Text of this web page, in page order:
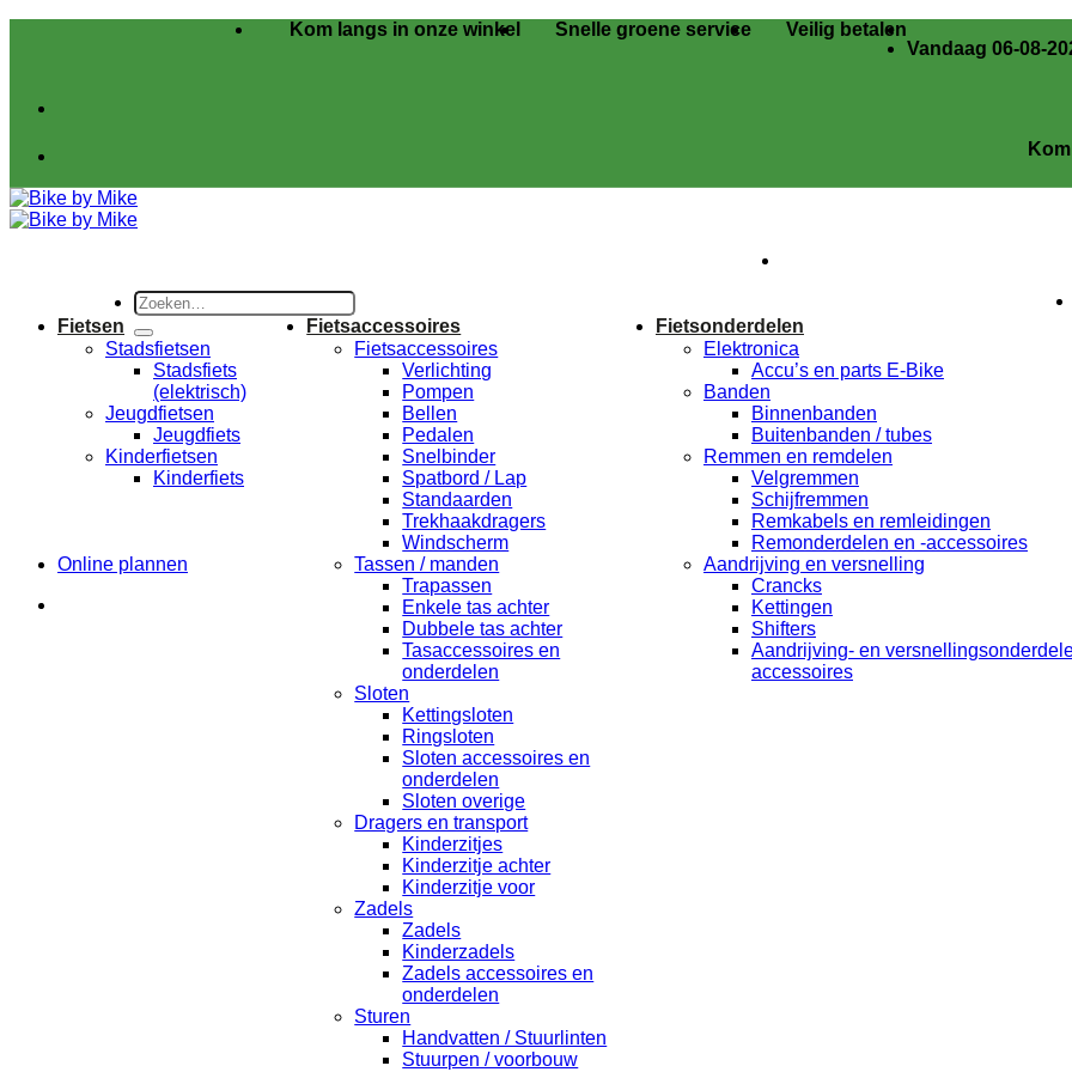
Kom langs in onze winkel Snelle groene service
Veilig betalen
Vandaag 06-08-
Kom langs
Zoeken
naar:
Online plannen
Fietsen
Stadsfietsen
Stadsfiets
(elektrisch)
Jeugdfietsen
Jeugdfiets
Kinderfietsen
Kinderfiets
Fietsaccessoires
Fietsaccessoires
Verlichting
Pompen
Bellen
Pedalen
Snelbinder
Spatbord / Lap
Standaarden
Trekhaakdragers
Windscherm
Tassen / manden
Trapassen
Enkele tas achter
Dubbele tas achter
Tasaccessoires en
onderdelen
Sloten
Kettingsloten
Ringsloten
Sloten accessoires en
onderdelen
Sloten overige
Dragers en transport
Kinderzitjes
Kinderzitje achter
Kinderzitje voor
Zadels
Zadels
Kinderzadels
Zadels accessoires en
onderdelen
Sturen
Handvatten / Stuurlinten
Stuurpen / voorbouw
Fietsonderdelen
Elektronica
Accu’s en parts E-Bike
Banden
Binnenbanden
Buitenbanden / tubes
Remmen en remdelen
Velgremmen
Schijfremmen
Remkabels en remleidingen
Remonderdelen en -accessoires
Aandrijving en versnelling
Crancks
Kettingen
Shifters
Aandrijving- en
accessoires